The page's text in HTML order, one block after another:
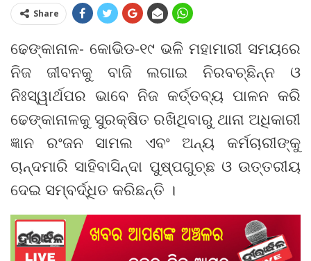
Share
ଢେଙ୍କାନାଳ- କୋଭିଡ-୧୯ ଭଳି ମହାମାରୀ ସମୟରେ
ନିଜ ଜୀବନକୁ ବାଜି ଲଗାଇ ନିରବଚ୍ଛିନ୍ନ ଓ
ନିଃସ୍ୱାର୍ଥପର ଭାବେ ନିଜ କର୍ତ୍ତବ୍ୟ ପାଳନ କରି
ଢେଙ୍କାନାଳକୁ ସୁରକ୍ଷିତ ରଖିଥିବାରୁ ଥାନା ଅଧିକାରୀ
ଜ୍ଞାନ ରଂଜନ ସାମଲ ଏବଂ ଅନ୍ୟ କର୍ମଚାରୀଙ୍କୁ
ଚାନ୍ଦମାରି ସାହିବାସିନ୍ଦା ପୁଷ୍ପଗୁଚ୍ଛ ଓ ଉତ୍ତରୀୟ
ଦେଇ ସମ୍ବର୍ଦ୍ଧିତ କରିଛନ୍ତି ।